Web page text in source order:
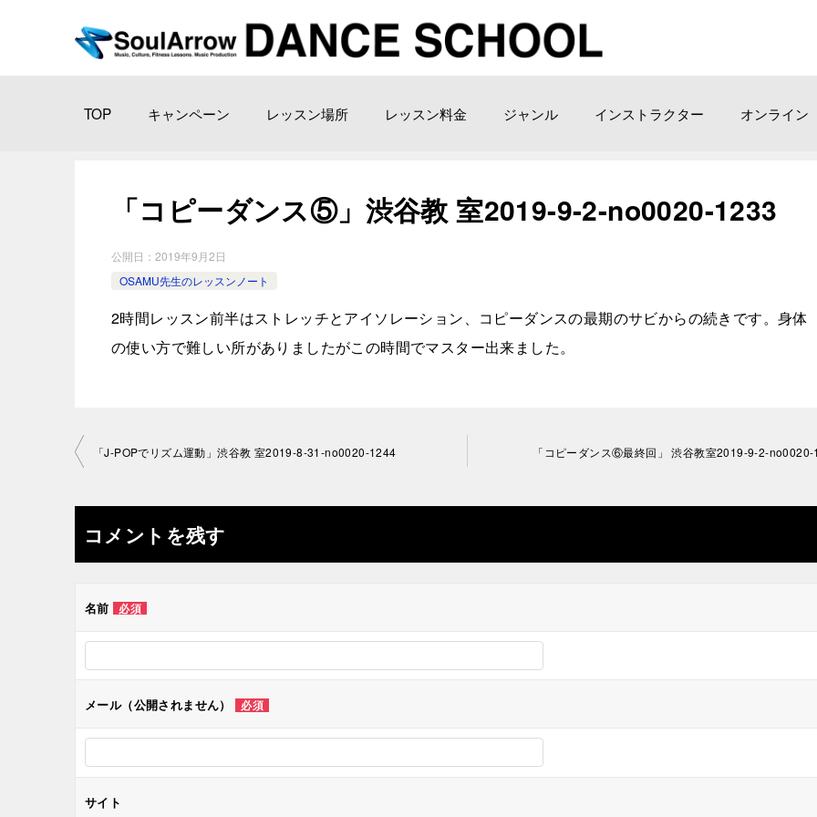
TOP キャンペーン レッスン場所 レッスン料金 ジャンル インストラクター オンライン
「コピーダンス⑤」渋谷教 室2019-9-2-no0020-1233
公開日： 2019年9月2日
OSAMU先生のレッスンノート
2時間レッスン前半はストレッチとアイソレーション、コピーダンスの最期のサビからの続きです。身体
の使い方で難しい所がありましたがこの時間でマスター出来ました。
投
ナ
ビ
ゲ
ー
ン
「J-POPでリズム運動」渋谷教 室2019-8-31-no0020-1244 「コピーダンス⑥最終回」 渋谷教室2019-9-2-
コメントを残す
名前 必須
メール（公開されません） 必須
サイト